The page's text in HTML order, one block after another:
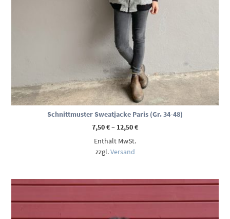
Schnittmuster Sweatjacke Paris (Gr. 34-48)
7,50€– 12,50€Preisspanne:
Enthält MwSt.
zzgl.Versand